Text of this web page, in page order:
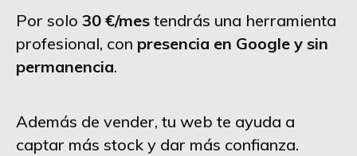
Por solo 30 €/mes tendrás una herramienta
profesional, con presencia en Google y sin
permanencia.
Además de vender, tu web te ayuda a
captar más stock y dar más confianza.